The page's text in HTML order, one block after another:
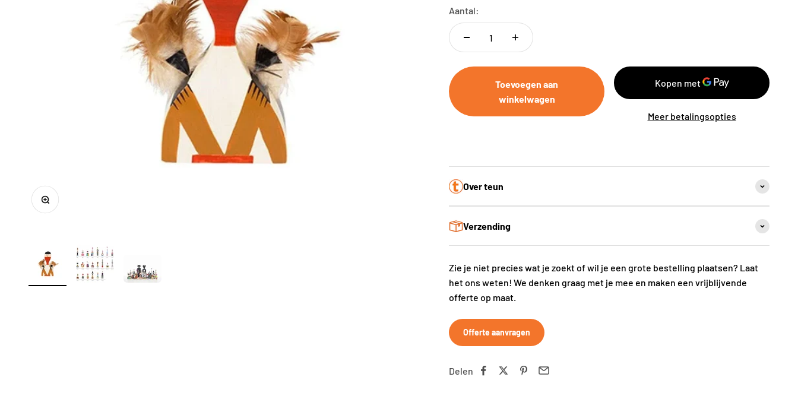
In-/uitzoomen
Aantal:
Toevoegen aan
winkelwagen
Meer betalingsopties
Over teun
Verzending
Zie je niet precies wat je zoekt of wil je een grote bestelling plaatsen? Laat
het ons weten! We denken graag met je mee en maken een vrijblijvende
offerte op maat.
Offerte aanvragen
Delen